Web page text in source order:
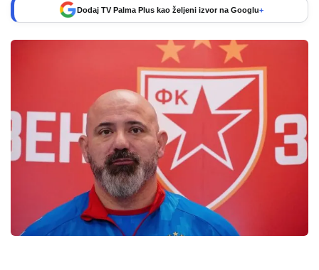
Dodaj TV Palma Plus kao željeni izvor na Googlu+